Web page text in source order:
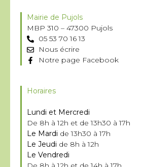
Mairie de Pujols
MBP 310 – 47300 Pujols
05 53 70 16 13
Nous écrire
Notre page Facebook
Horaires
Lundi et Mercredi
De 8h à 12h et de 13h30 à 17h
Le Mardi de 13h30 à 17h
Le Jeudi de 8h à 12h
Le Vendredi